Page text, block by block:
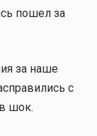
пошел за
за наше
с
шок.